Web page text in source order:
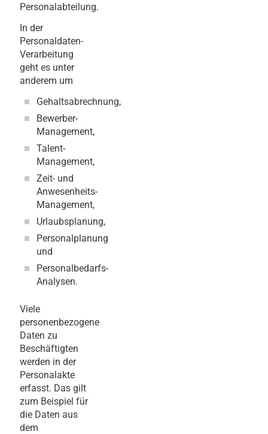
Personalabteilung.
In der
Personaldaten-
Verarbeitung
geht es unter
anderem um
Gehaltsabrechnung,
Bewerber-
Management,
Talent-
Management,
Zeit- und
Anwesenheits-
Management,
Urlaubsplanung,
Personalplanung
und
Personalbedarfs-
Analysen.
Viele
personenbezogene
Daten zu
Beschäftigten
werden in der
Personalakte
erfasst. Das gilt
zum Beispiel für
die Daten aus
dem